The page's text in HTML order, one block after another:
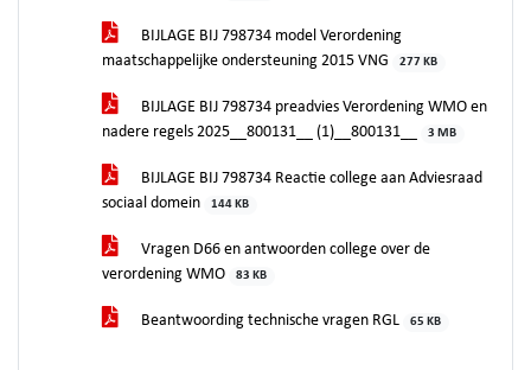
BIJLAGE BIJ 798734 model Verordening
maatschappelijke ondersteuning 2015 VNG
277 KB
BIJLAGE BIJ 798734 preadvies Verordening WMO en
nadere regels 2025__800131__ (1)__800131__
3 MB
BIJLAGE BIJ 798734 Reactie college aan Adviesraad
sociaal domein
144 KB
Vragen D66 en antwoorden college over de
verordening WMO
83 KB
Beantwoording technische vragen RGL 65 KB